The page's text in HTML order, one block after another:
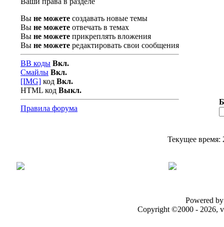
Вы не можете создавать новые темы
Вы не можете отвечать в темах
Вы не можете прикреплять вложения
Вы не можете редактировать свои сообщения
BB коды Вкл.
Смайлы Вкл.
[IMG] код Вкл.
HTML код Выкл.
Правила форума
Текущее время:
Powered
Copyright ©2000 - 2026,